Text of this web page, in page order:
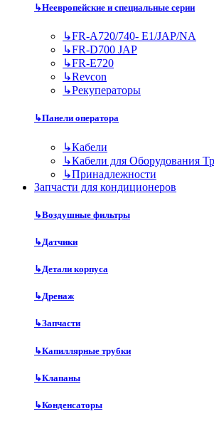
↳Неевропейские и специальные серии
↳FR-A720/740- E1/JAP/NA
↳FR-D700 JAP
↳FR-E720
↳Revcon
↳Рекуператоры
↳Панели оператора
↳Кабели
↳Кабели для Оборудования
↳Принадлежности
Запчасти для кондиционеров
↳Воздушные фильтры
↳Датчики
↳Детали корпуса
↳Дренаж
↳Запчасти
↳Капиллярные трубки
↳Клапаны
↳Конденсаторы